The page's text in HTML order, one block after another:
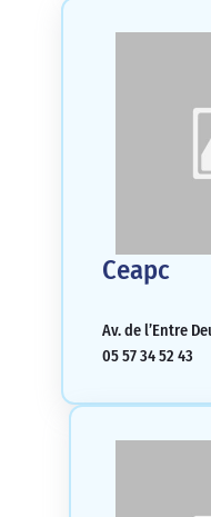
Ceapc
Av. de l’Entre
05 57 34 52 43